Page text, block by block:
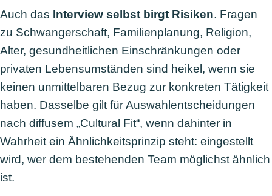
Auch das Interview selbst birgt Risiken. Fragen
zu Schwangerschaft, Familienplanung, Religion,
Alter, gesundheitlichen Einschränkungen oder
privaten Lebensumständen sind heikel, wenn sie
keinen unmittelbaren Bezug zur konkreten Tätigkeit
haben. Dasselbe gilt für Auswahlentscheidungen
nach diffusem „Cultural Fit“, wenn dahinter in
Wahrheit ein Ähnlichkeitsprinzip steht: eingestellt
wird, wer dem bestehenden Team möglichst ähnlich
ist.